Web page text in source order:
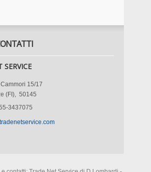
SERVICE
15/17
(FI), 50145
3437075